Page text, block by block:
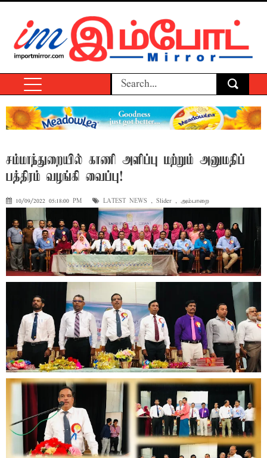
சம்மாந்துறையில் காணி அளிப்பு மற்றும் அனுமதிப்
பத்திரம் வழங்கி வைப்பு!
10/09/2022 05:18:00 PM LATEST NEWS , Slider , அம்பாறை